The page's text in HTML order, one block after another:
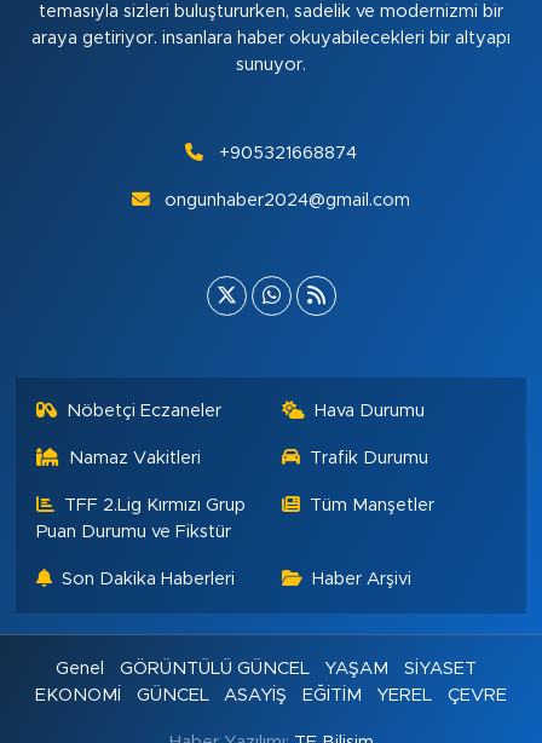
temasıyla sizleri buluştururken, sadelik ve modernizmi bir
araya getiriyor. insanlara haber okuyabilecekleri bir altyapı
sunuyor.
+905321668874
ongunhaber2024@gmail.com
Nöbetçi Eczaneler Hava Durumu
Namaz Vakitleri Trafik Durumu
TFF 2.Lig Kırmızı Grup
Puan Durumu ve Fikstür
Tüm Manşetler
Son Dakika Haberleri Haber Arşivi
Genel GÖRÜNTÜLÜ GÜNCEL YAŞAM
SİYASET
EKONOMİ
GÜNCEL ASAYİŞ EĞİTİM YEREL ÇEVRE